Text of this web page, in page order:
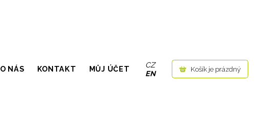
O NÁS KONTAKT MŮJ ÚČET
CZ
EN
Košík je prázdný